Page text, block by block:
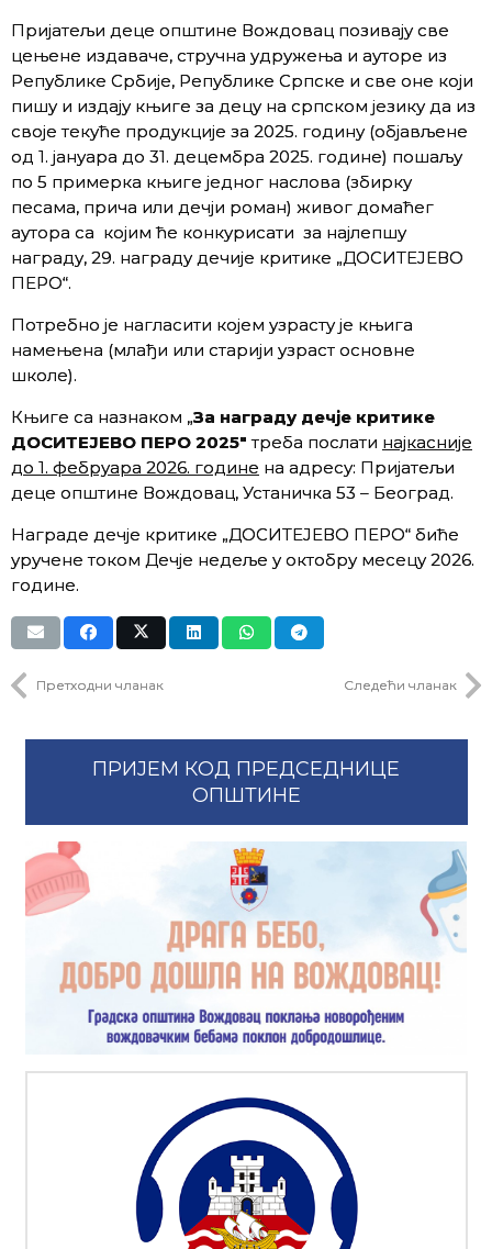
Пријатељи деце општине Вождовац позивају све
цењене издаваче, стручна удружења и ауторе из
Републике Србије, Републике Српске и све оне који
пишу и издају књиге за децу на српском језику да из
своје текуће продукције за 2025. годину (објављене
од 1. јануара до 31. децембра 2025. године) пошаљу
по 5 примерка књиге једног наслова (збирку
песама, прича или дечји роман) живог домаћег
аутора са којим ће конкурисати за најлепшу
награду, 29. награду дечије критике „ДОСИТЕЈЕВО
ПЕРО“.
Потребно је нагласити којем узрасту је књига
намењена (млађи или старији узраст основне
школе).
Књиге са назнаком „За награду дечје критике
ДОСИТЕЈЕВО ПЕРО 2025″ треба послати најкасније
до 1. фебруара 2026. године на адресу: Пријатељи
деце општине Вождовац, Устаничка 53 – Београд.
Награде дечје критике „ДОСИТЕЈЕВО ПЕРО“ биће
уручене током Дечје недеље у октобру месецу 2026.
године.
Претходни чланак Следећи чланак
ПРИЈЕМ КОД ПРЕДСЕДНИЦЕ
ОПШТИНЕ